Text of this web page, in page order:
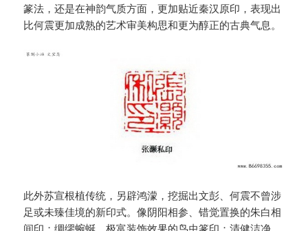
篆法，还是在神韵气质方面，更加贴近秦汉原印，表现出
比何震更加成熟的艺术审美构思和更为醇正的古典气息。
此外苏宣根植传统，另辟鸿濛，挖掘出文彭、何震不曾涉
足或未臻佳境的新印式。像阴阳相参、错觉置换的朱白相
间印；绸缪蜿蜒、极富装饰效果的鸟虫篆印；清健洁净、